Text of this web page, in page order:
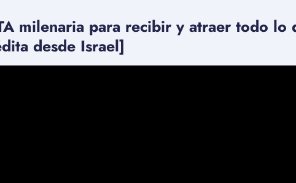
milenaria para recibir y atraer todo lo
desde Israel]